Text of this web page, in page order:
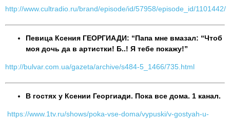
http://www.cultradio.ru/brand/episode/id/57958/episode_id/1101442/
Певица Ксения ГЕОРГИАДИ: “Папа мне вмазал: “Чтоб
моя дочь да в артистки! Б..! Я тебе покажу!”
http://bulvar.com.ua/gazeta/archive/s484-5_1466/735.html
В гостях у Ксении Георгиади. Пока все дома. 1 канал.
https://www.1tv.ru/shows/poka-vse-doma/vypuski/v-gostyah-u-